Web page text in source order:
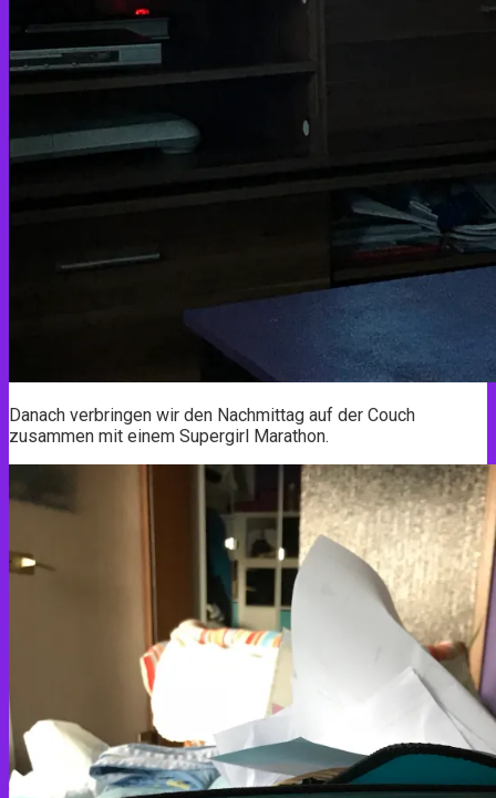
Danach verbringen wir den Nachmittag auf der Couch
zusammen mit einem Supergirl Marathon.